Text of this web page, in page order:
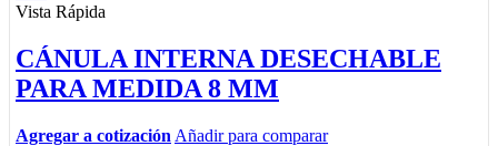
Vista Rápida
CÁNULA INTERNA DESECHABLE
PARA MEDIDA 8 MM
Agregar a cotización Añadir para comparar